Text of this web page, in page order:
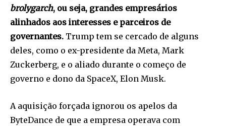
brolygarch, ou seja, grandes empresários
alinhados aos interesses e parceiros de
governantes. Trump tem se cercado de alguns
deles, como o ex-presidente da Meta, Mark
Zuckerberg, e o aliado durante o começo de
governo e dono da SpaceX, Elon Musk.
A aquisição forçada ignorou os apelos da
ByteDance de que a empresa operava com